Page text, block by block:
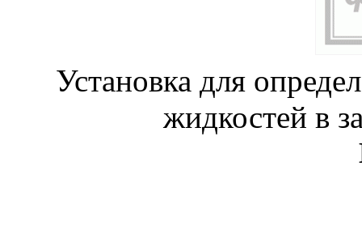
Установка для
жидкостей в